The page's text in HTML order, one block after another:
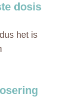
dosis
het is